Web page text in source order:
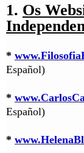
1. Os
*
Español)
*
Español)
*